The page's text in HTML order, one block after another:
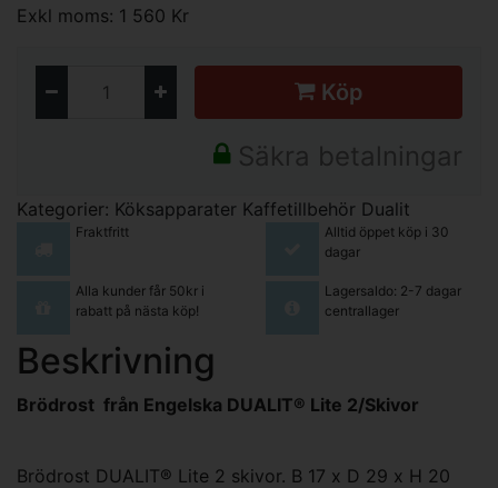
Exkl moms: 1 560 Kr
Köp
Säkra betalningar
Kategorier: Köksapparater Kaffetillbehör Dualit
Fraktfritt
Alltid öppet köp i 30
dagar
Alla kunder får 50kr i
rabatt på nästa köp!
Lagersaldo: 2-7 dagar
centrallager
Beskrivning
Brödrost från Engelska DUALIT® Lite 2/Skivor
Brödrost DUALIT® Lite 2 skivor. B 17 x D 29 x H 20